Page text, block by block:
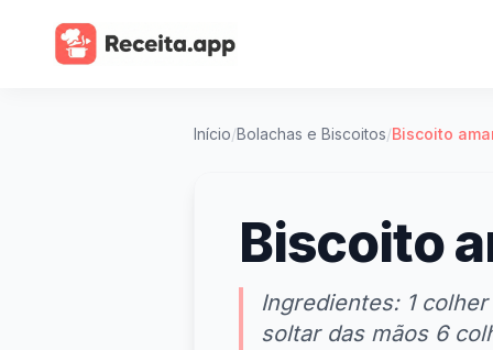
Início/Bolachas e Biscoitos/Biscoito
Biscoito
Ingredientes: 1
soltar das mãos 6